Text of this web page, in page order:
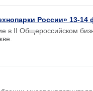
России» 13-14
в II Общероссийском